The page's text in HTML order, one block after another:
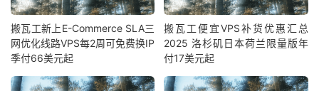
搬瓦工新上E-Commerce SLA三
网优化线路VPS每2周可免费换IP
季付66美元起
搬瓦工便宜VPS补货优惠汇总
2025 洛杉矶日本荷兰限量版年
付17美元起